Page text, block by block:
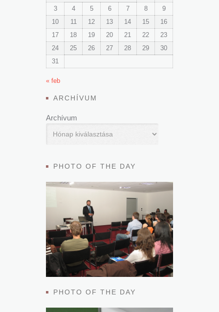
3
4 5 6 7 8
9
10
11 12 13 14 15
16
17
18 19 20 21 22
23
24
25 26 27 28 29
30
31
« feb
ARCHÍVUM
Archívum
PHOTO OF THE DAY
PHOTO OF THE DAY